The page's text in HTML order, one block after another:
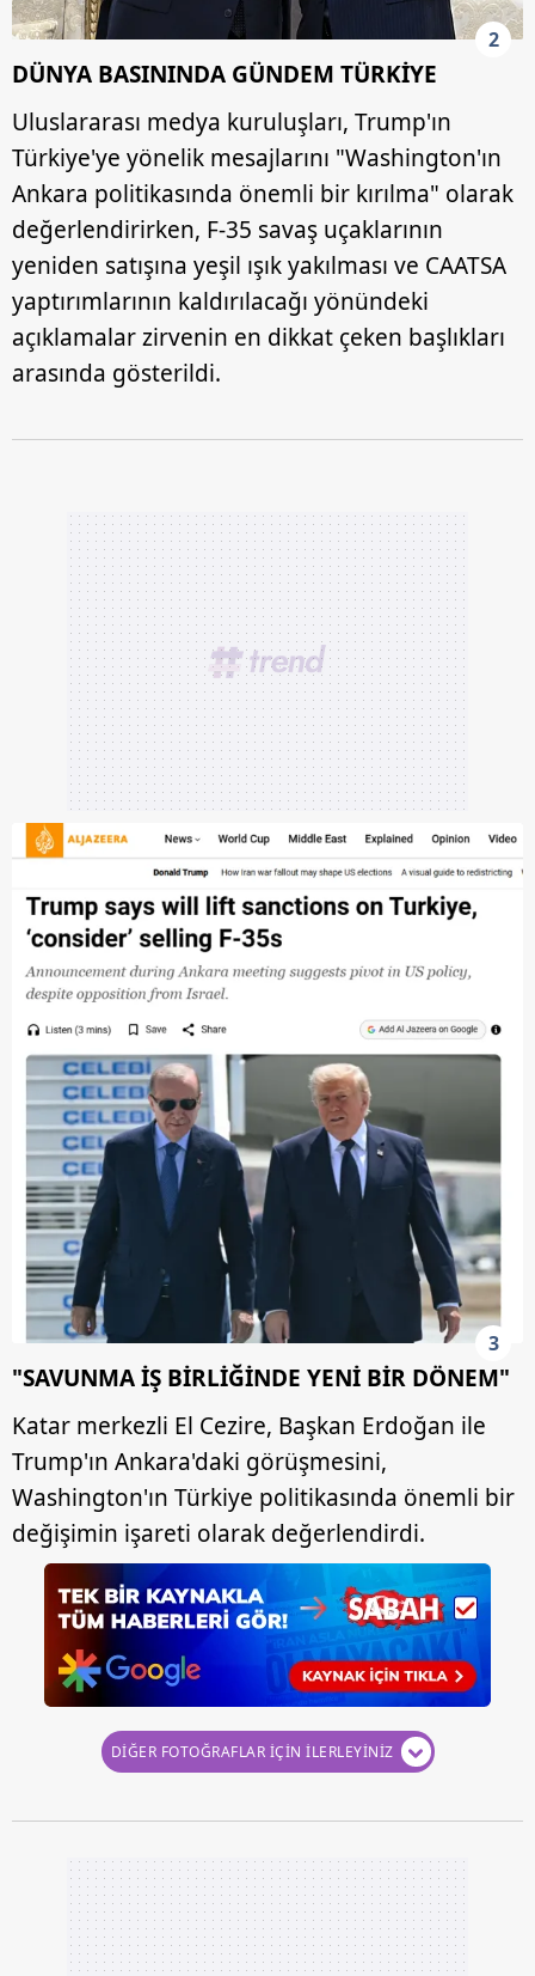
2
DÜNYA BASININDA GÜNDEM TÜRKİYE
Uluslararası medya kuruluşları, Trump'ın
Türkiye'ye yönelik mesajlarını "Washington'ın
Ankara politikasında önemli bir kırılma" olarak
değerlendirirken, F-35 savaş uçaklarının
yeniden satışına yeşil ışık yakılması ve CAATSA
yaptırımlarının kaldırılacağı yönündeki
açıklamalar zirvenin en dikkat çeken başlıkları
arasında gösterildi.
3
"SAVUNMA İŞ BİRLİĞİNDE YENİ BİR DÖNEM"
Katar merkezli El Cezire, Başkan Erdoğan ile
Trump'ın Ankara'daki görüşmesini,
Washington'ın Türkiye politikasında önemli bir
değişimin işareti olarak değerlendirdi.
DİĞER FOTOĞRAFLAR İÇİN İLERLEYİNİZ